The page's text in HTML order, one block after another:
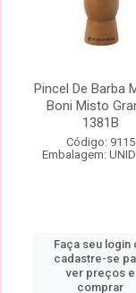
Pincel De Barba
Boni Misto
1381B
Código: 9115
Embalagem:
Faça seu login
cadastre-se
ver preços e
comprar